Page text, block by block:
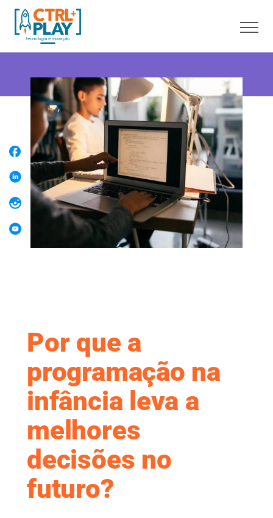
Cursos presenciais
Unidades
Franquia
Blog
Contato
Faça uma Aula Grátis
Por que a
programação na
infância leva a
melhores
decisões no
futuro?